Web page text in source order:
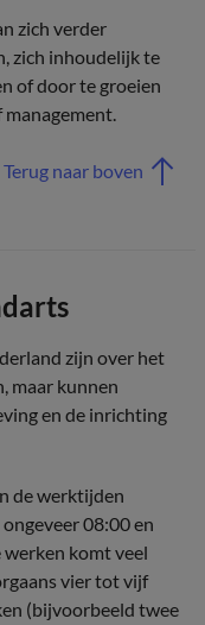
zich verder
zich inhoudelijk te
of door te groeien
Terug naar boven
zijn over het
maar kunnen
en de inrichting
de werktijden
08:00 en
komt veel
vier tot vijf
(bijvoorbeeld twee